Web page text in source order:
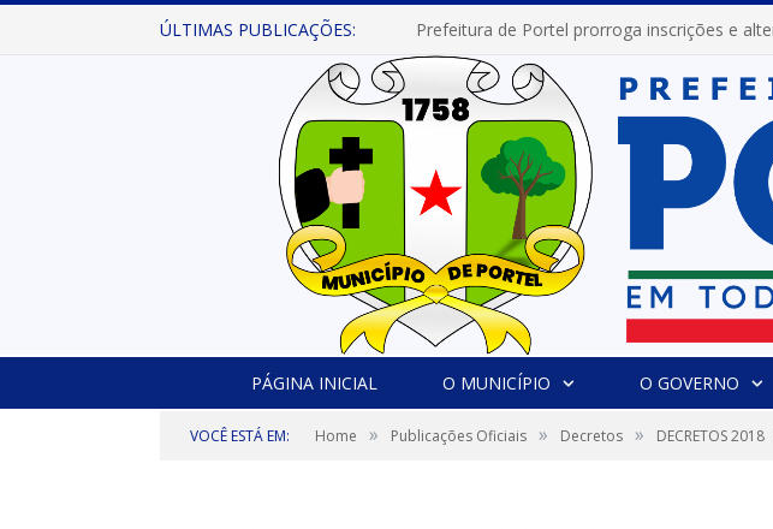
ÚLTIMAS PUBLICAÇÕES:
PÁGINA INICIAL O MUNICÍPIO O GOVERNO
VOCÊ ESTÁ EM: Home » Publicações Oficiais » Decretos » DECRETOS 2018